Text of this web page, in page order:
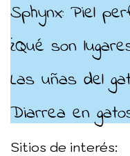
Sphynx: Piel
¿Qué son
Las uñas del
Diarrea en
Sitios de interés: